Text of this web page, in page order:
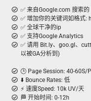
✅ 来自Google.com 搜索的
✅ 增加你的关键词如格式
✅ 全球干净的ip
✅ 支持Google Analytics
✅ 请用 Bit.ly、goo.gl、
以被GA分析到)
🕒 Page Session: 40-60S/
⬇️ Bounce Rates: 低
⚡️ 速度Speed: 10k UV/天
🏁 开始时间: 0-12h